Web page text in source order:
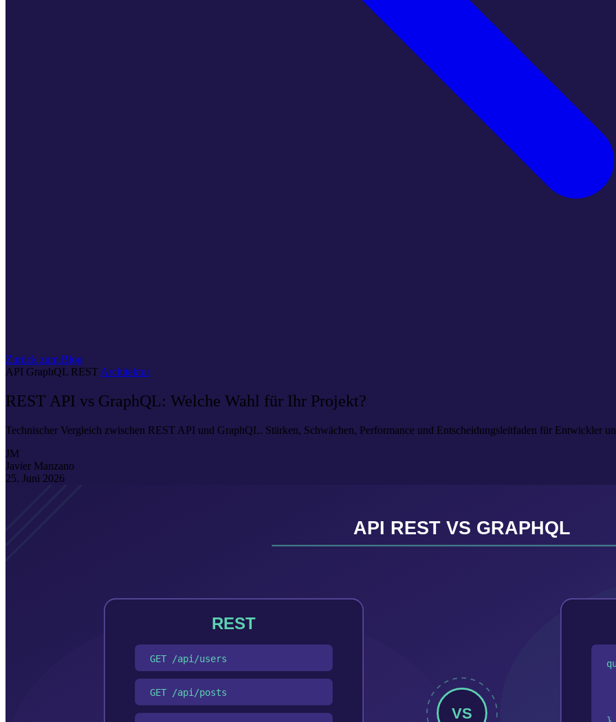
Zurück zum Blog
API GraphQL REST Architektur
REST API vs GraphQL: Welche Wahl für Ihr Projekt?
Technischer Vergleich zwischen REST API und GraphQL. Stärken, Schwächen, Performance und Entscheidungsleitfaden für Entwickler
JM
Javier Manzano
25. Juni 2026